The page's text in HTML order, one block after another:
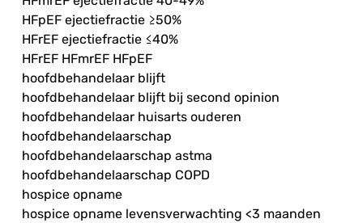
HFpEF ejectiefractie ≥50%
HFrEF ejectiefractie ≤40%
HFrEF HFmrEF HFpEF
hoofdbehandelaar blijft
hoofdbehandelaar blijft bij second opinion
hoofdbehandelaar huisarts ouderen
hoofdbehandelaarschap
hoofdbehandelaarschap astma
hoofdbehandelaarschap COPD
hospice opname
hospice opname levensverwachting <3 maanden